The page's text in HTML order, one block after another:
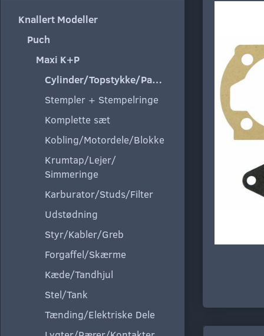
Knallert Modeller
Puch
Maxi K+P
Cylinder/Topstykke/Pakning
Stempler + Stempelringe
Komplette sæt
Kobling/Motordele/Blokke
Krumtap/Lejer/
Simmeringe
Karburator/Studs/Filter
Udstødning
Styr/Kabler/Greb
Forgaffel/Skærme
Kæde/Tandhjul
Stel/Tank
Tænding/Elektriske Dele